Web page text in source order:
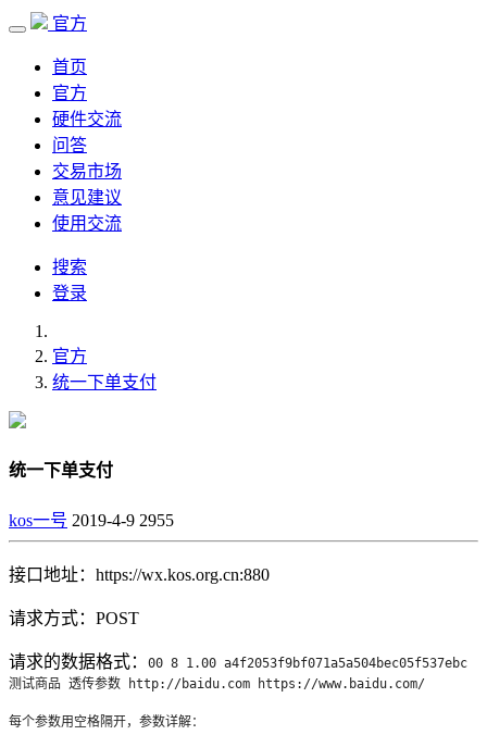
官方
首页
官方
硬件交流
问答
交易市场
意见建议
使用交流
搜索
登录
官方
统一下单支付
统一下单支付
kos一号 2019-4-9 2955
接口地址：https://wx.kos.org.cn:880
请求方式：POST
请求的数据格式：
00 8 1.00 a4f2053f9bf071a5a504bec05f537ebc
测试商品 透传参数 http://baidu.com https://www.baidu.com/
每个参数用空格隔开，参数详解：